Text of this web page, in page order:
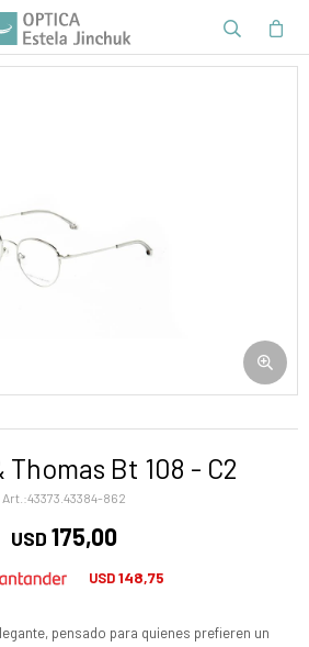
Thomas Bt 108 - C2
43373.43384-862
USD 175,00
USD148,75
pensado para quienes prefieren un